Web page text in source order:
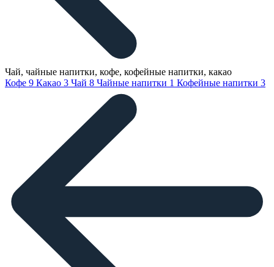
Чай, чайные напитки, кофе, кофейные напитки, какао
Кофе 9 Какао 3 Чай 8 Чайные напитки 1 Кофейные напитки 3